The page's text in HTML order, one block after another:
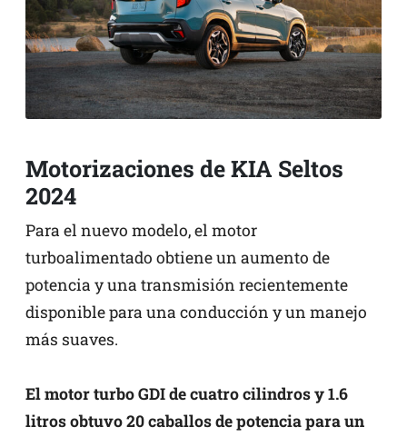
Motorizaciones de KIA Seltos
2024
Para el nuevo modelo, el motor
turboalimentado obtiene un aumento de
potencia y una transmisión recientemente
disponible para una conducción y un manejo
más suaves.
El motor turbo GDI de cuatro cilindros y 1.6
litros obtuvo 20 caballos de potencia para un